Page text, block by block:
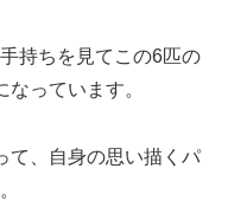
持ちを見てこの6匹の
っています。
て、自身の思い描くパ